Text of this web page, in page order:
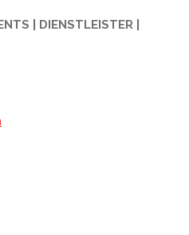
| DIENSTLEISTER |